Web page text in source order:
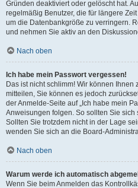
Gründen deaktiviert oder gelöscht hat.
regelmäßig Benutzer, die für längere
um die Datenbankgröße zu verringern.
und nehmen Sie aktiv an den
Nach oben
Ich habe mein Passwort vergessen!
Das ist nicht schlimm! Wir können
mitteilen, Sie können es jedoch
der Anmelde-Seite auf „Ich habe mein
Anweisungen folgen. So sollten Sie
Sollten Sie trotzdem nicht in der Lage
wenden Sie sich an die Board-
Nach oben
Warum werde ich automatisch
Wenn Sie beim Anmelden das